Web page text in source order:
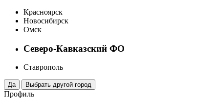
Красноярск
Новосибирск
Омск
Северо-Кавказский ФО
Ставрополь
Профиль